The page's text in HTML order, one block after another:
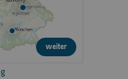
weiter